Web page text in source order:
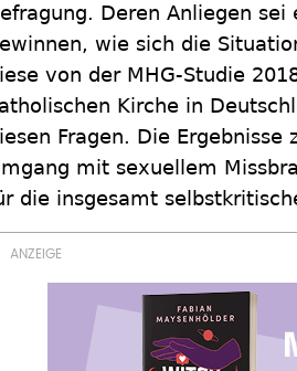
Deren Anliegen
wie sich die
von der MHG-Studie
Kirche in
Fragen. Die
mit sexuellem
die insgesamt